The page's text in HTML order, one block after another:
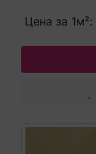
Цена за 1м²: